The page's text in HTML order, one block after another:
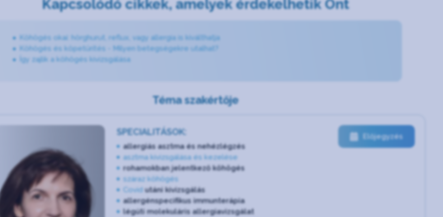
Kapcsolódó cikkek, amelyek érdekelhetik Önt
Köhögés okai: hörghurut, reflux, vagy allergia is kiválthatja
Köhögés és köpetürítés - Milyen betegségekre utalhat?
Így zajlik a köhögés kivizsgálása
Téma szakértője
SPECIALITÁSOK:
allergiás asztma és nehézlégzés
asztma kivizsgálása és kezelése
rohamokban jelentkező köhögés
száraz köhögés
Covid utáni kivizsgálás
allergénspecifikus immunterápia
légúti molekuláris allergiavizsgálat
Előjegyzés